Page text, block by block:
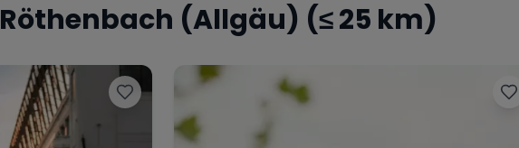
Röthenbach (Allgäu) (≤ 25 km)